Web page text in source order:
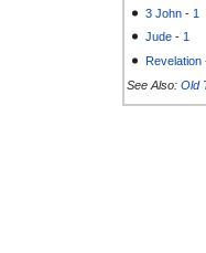
3 John - 1
Jude - 1
Revelation
See Also: Old